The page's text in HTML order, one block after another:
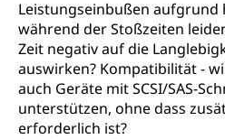
Leistungseinbußen aufgrund
während der Stoßzeiten
Zeit negativ auf die
auswirken? Kompatibilität -
auch Geräte mit SCSI/SAS-
unterstützen, ohne dass
erforderlich ist?